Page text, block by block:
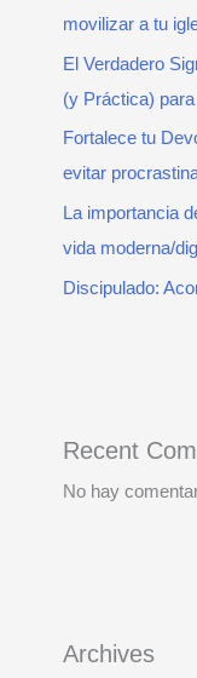
movilizar a tu
El Verdadero
(y Práctica)
Fortalece tu
evitar
La importancia
vida moderna/
Discipulado:
Recent
No hay
Archives